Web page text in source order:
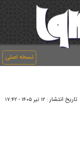
نسخه اصلی
تاریخ انتشار : ۱۲ تير ۱۴۰۵ - ۱۷:۴۲